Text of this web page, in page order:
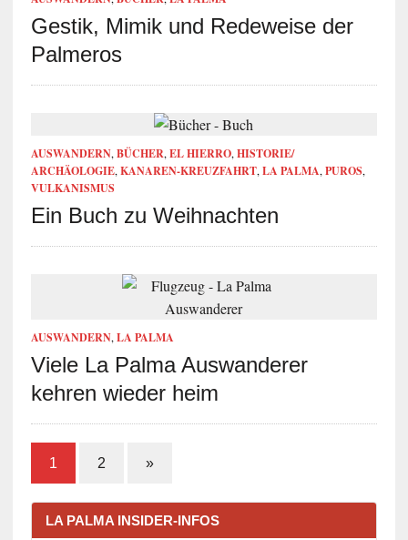
Gestik, Mimik und Redeweise der
Palmeros
AUSWANDERN, BÜCHER, EL HIERRO, HISTORIE/
ARCHÄOLOGIE, KANAREN-KREUZFAHRT, LA PALMA, PUROS,
VULKANISMUS
Ein Buch zu Weihnachten
AUSWANDERN, LA PALMA
Viele La Palma Auswanderer
kehren wieder heim
1 2 »
LA PALMA INSIDER-INFOS